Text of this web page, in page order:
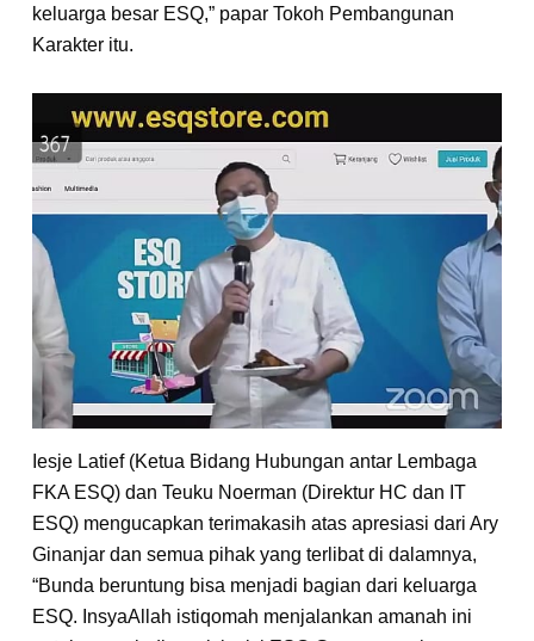
keluarga besar ESQ,” papar Tokoh Pembangunan
Karakter itu.
Iesje Latief (Ketua Bidang Hubungan antar Lembaga
FKA ESQ) dan Teuku Noerman (Direktur HC dan IT
ESQ) mengucapkan terimakasih atas apresiasi dari Ary
Ginanjar dan semua pihak yang terlibat di dalamnya,
“Bunda beruntung bisa menjadi bagian dari keluarga
ESQ. InsyaAllah istiqomah menjalankan amanah ini